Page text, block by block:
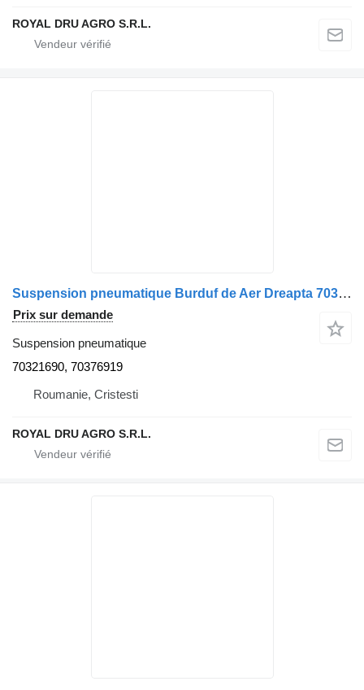
ROYAL DRU AGRO S.R.L.
Suspension pneumatique Burduf de Aer Dreapta 70321690 pour camion Volvo 113
Prix sur demande
Suspension pneumatique
70321690, 70376919
Roumanie, Cristesti
ROYAL DRU AGRO S.R.L.